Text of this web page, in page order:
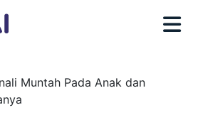
Muntah Pada Anak dan